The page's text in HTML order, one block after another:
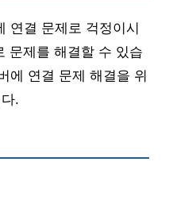
연결 문제로 걱정이시
문제를 해결할 수 있습
에 연결 문제 해결을 위
.